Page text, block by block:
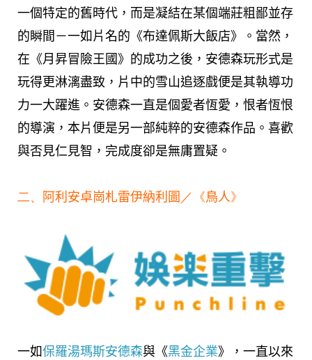
一個特定的舊時代，而是凝結在某個端莊粗鄙並存
的瞬間－一如片名的《布達佩斯大飯店》。當然，
在《月昇冒險王國》的成功之後，安德森玩形式是
玩得更淋漓盡致，片中的雪山追逐戲便是其執導功
力一大躍進。安德森一直是個愛者恆愛，恨者恆恨
的導演，本片便是另一部純粹的安德森作品。喜歡
與否見仁見智，完成度卻是無庸置疑。
二、 阿利安卓崗札雷伊納利圖 ／《鳥人》
一如保羅湯瑪斯安德森與《黑金企業》，一直以來